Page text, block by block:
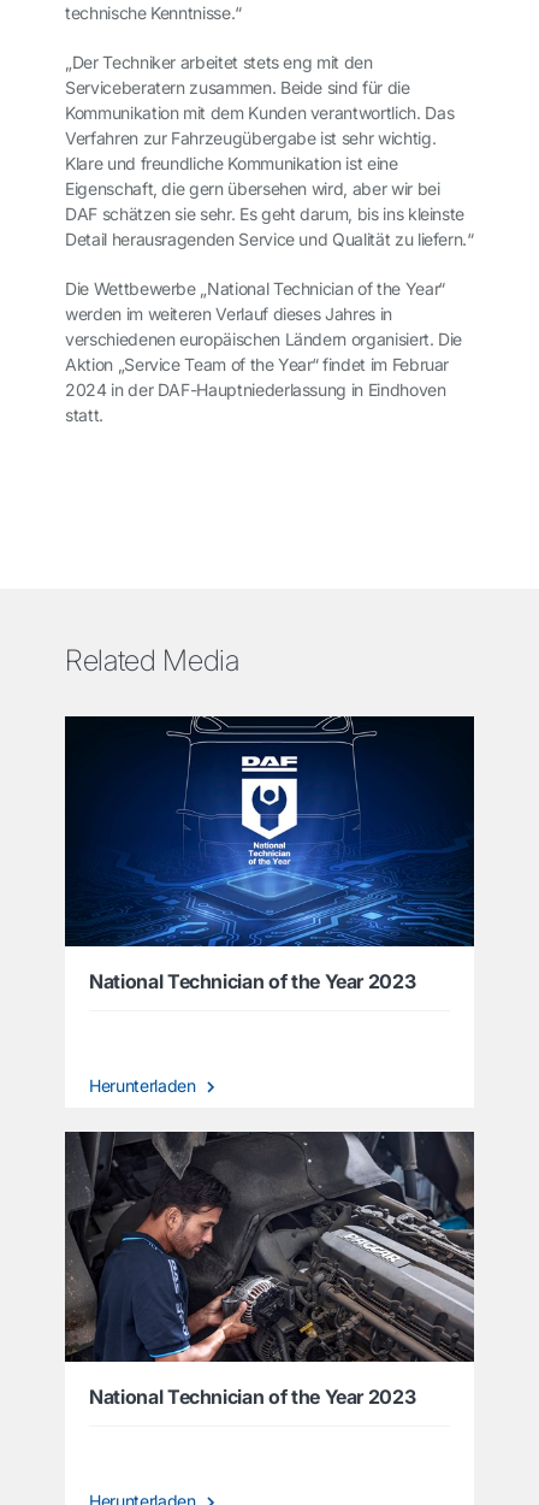
technische Kenntnisse.“
„Der Techniker arbeitet stets eng mit den
Serviceberatern zusammen. Beide sind für die
Kommunikation mit dem Kunden verantwortlich. Das
Verfahren zur Fahrzeugübergabe ist sehr wichtig.
Klare und freundliche Kommunikation ist eine
Eigenschaft, die gern übersehen wird, aber wir bei
DAF schätzen sie sehr. Es geht darum, bis ins kleinste
Detail herausragenden Service und Qualität zu liefern.“
Die Wettbewerbe „National Technician of the Year“
werden im weiteren Verlauf dieses Jahres in
verschiedenen europäischen Ländern organisiert. Die
Aktion „Service Team of the Year“ findet im Februar
2024 in der DAF-Hauptniederlassung in Eindhoven
statt.
Related Media
National Technician of the Year 2023
Herunterladen
National Technician of the Year 2023